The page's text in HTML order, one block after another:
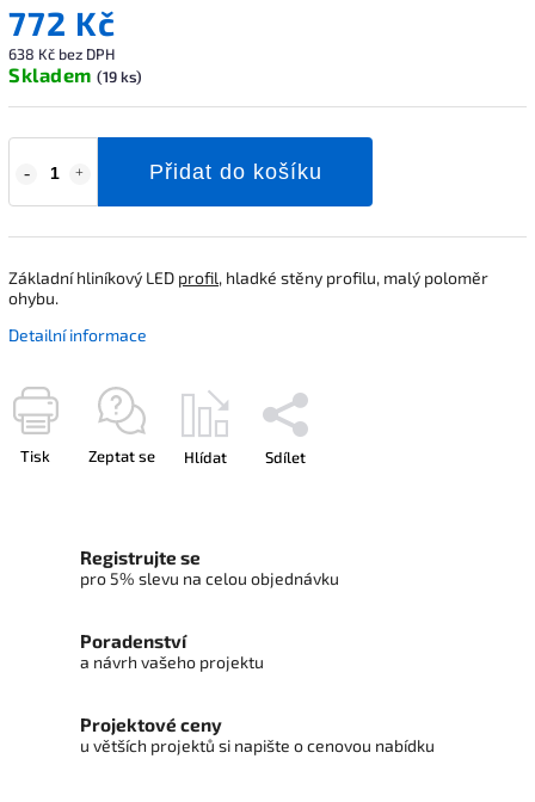
772 Kč
638 Kč bez DPH
Skladem (19 ks)
Přidat do košíku
Základní hliníkový LED profil, hladké stěny profilu, malý poloměr
ohybu.
Detailní informace
Tisk Zeptat se Hlídat Sdílet
Registrujte se
pro 5% slevu na celou objednávku
Poradenství
a návrh vašeho projektu
Projektové ceny
u větších projektů si napište o cenovou nabídku